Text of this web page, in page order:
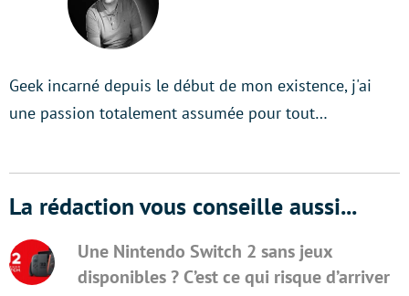
Geek incarné depuis le début de mon existence, j'ai
une passion totalement assumée pour tout…
La rédaction vous conseille aussi...
Une Nintendo Switch 2 sans jeux
disponibles ? C’est ce qui risque d’arriver